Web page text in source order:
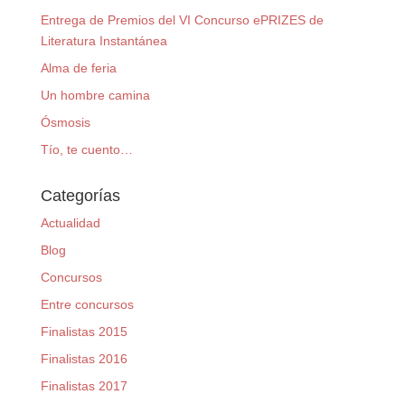
Entrega de Premios del VI Concurso ePRIZES de
Literatura Instantánea
Alma de feria
Un hombre camina
Ósmosis
Tío, te cuento…
Categorías
Actualidad
Blog
Concursos
Entre concursos
Finalistas 2015
Finalistas 2016
Finalistas 2017